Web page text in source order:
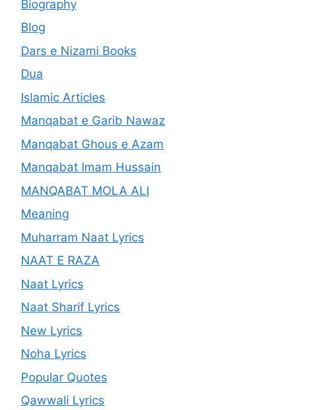
Biography
Blog
Dars e Nizami Books
Dua
Islamic Articles
Manqabat e Garib Nawaz
Manqabat Ghous e Azam
Manqabat Imam Hussain
MANQABAT MOLA ALI
Meaning
Muharram Naat Lyrics
NAAT E RAZA
Naat Lyrics
Naat Sharif Lyrics
New Lyrics
Noha Lyrics
Popular Quotes
Qawwali Lyrics